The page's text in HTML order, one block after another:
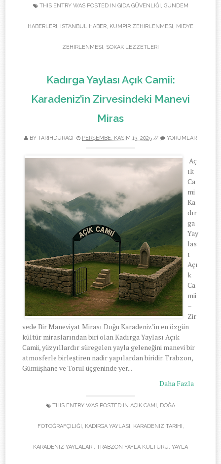
THIS ENTRY WAS POSTED IN GIDA GÜVENLIĞI , GÜNDEM
HABERLERI , ISTANBUL HABER, KUMPIR ZEHIRLENMESI , MIDYE
ZEHIRLENMESI , SOKAK LEZZETLERI
Kadırga Yaylası Açık Camii:
Karadeniz’in Zirvesindeki Manevi
Miras
BY TARIHDURAGI PERŞEMBE, KASIM 13, 2025 // YORUMLAR
Aç
ık
Ca
mi
Ka
dır
ga
Yay
las
ı
Açı
k
Ca
mii
–
Zir
vede Bir Maneviyat Mirası Doğu Karadeniz’in en özgün
kültür miraslarından biri olan Kadırga Yaylası Açık
Camii, yüzyıllardır süregelen yayla geleneğini manevi bir
atmosferle birleştiren nadir yapılardan biridir. Trabzon,
Gümüşhane ve Torul üçgeninde yer...
Daha Fazla
THIS ENTRY WAS POSTED IN AÇIK CAMI , DOĞA
FOTOĞRAFÇILIĞI , KADIRGA YAYLASI , KARADENIZ TARIHI ,
KARADENIZ YAYLALARI , TRABZON YAYLA KÜLTÜRÜ, YAYLA